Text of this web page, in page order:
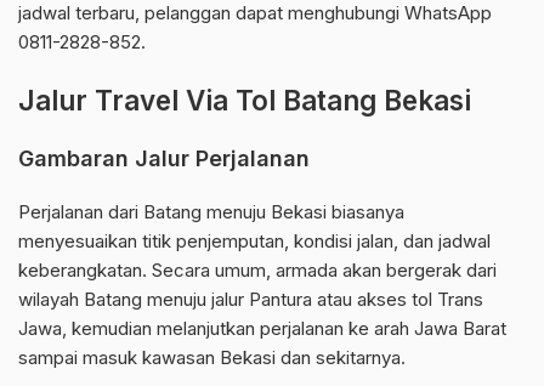
jadwal terbaru, pelanggan dapat menghubungi WhatsApp
0811-2828-852.
Jalur Travel Via Tol Batang Bekasi
Gambaran Jalur Perjalanan
Perjalanan dari Batang menuju Bekasi biasanya
menyesuaikan titik penjemputan, kondisi jalan, dan jadwal
keberangkatan. Secara umum, armada akan bergerak dari
wilayah Batang menuju jalur Pantura atau akses tol Trans
Jawa, kemudian melanjutkan perjalanan ke arah Jawa Barat
sampai masuk kawasan Bekasi dan sekitarnya.